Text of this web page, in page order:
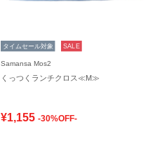
タイムセール対象 SALE
Samansa Mos2
くっつくランチクロス≪M≫
¥1,155 -30%OFF-